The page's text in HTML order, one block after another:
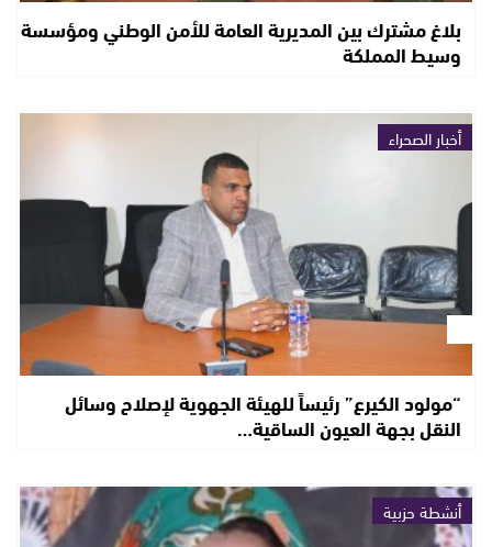
بلاغ مشترك بين المديرية العامة للأمن الوطني ومؤسسة
وسيط المملكة
أخبار الصحراء
“مولود الكيرع” رئيساً للهيئة الجهوية لإصلاح وسائل
النقل بجهة العيون الساقية…
أنشطة حزبية